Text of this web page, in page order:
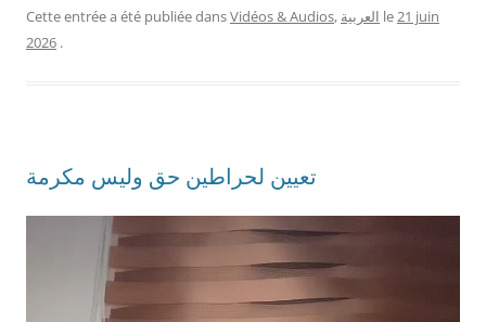
Cette entrée a été publiée dansVidéos & Audios, العربية le21 juin
2026 .
تعيين لحراطين حق وليس مكرمة